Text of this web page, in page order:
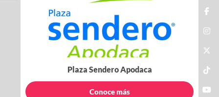
Plaza Sendero Apodaca
Conoce más